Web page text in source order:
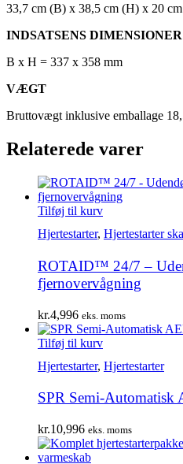
33,7 cm (B) x 38,5 cm (H) x 20
INDSATSENS DIMENSIONER
B x H = 337 x 358 mm
VÆGT
Bruttovægt inklusive emballage
Relaterede varer
Tilføj til kurv
Hjertestarter, Hjertestarter
ROTAID™ 24/7 –
fjernovervågning
kr.4,996 eks. moms
Tilføj til kurv
Hjertestarter, Hjertestarter
SPR Semi-Automatisk
kr.10,996 eks. moms